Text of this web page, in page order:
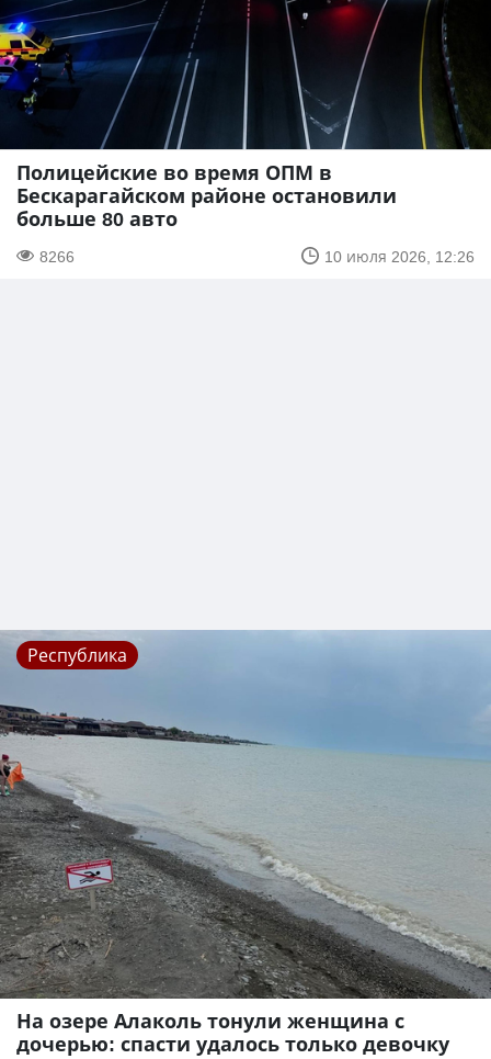
Полицейские во время ОПМ в
Бескарагайском районе остановили
больше 80 авто
8266 10 июля 2026, 12:26
Республика
На озере Алаколь тонули женщина с
дочерью: спасти удалось только девочку